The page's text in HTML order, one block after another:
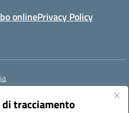
tracciamento
onlinePrivacy Policy